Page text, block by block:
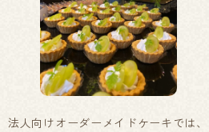
法人向けオーダーメイドケーキでは、